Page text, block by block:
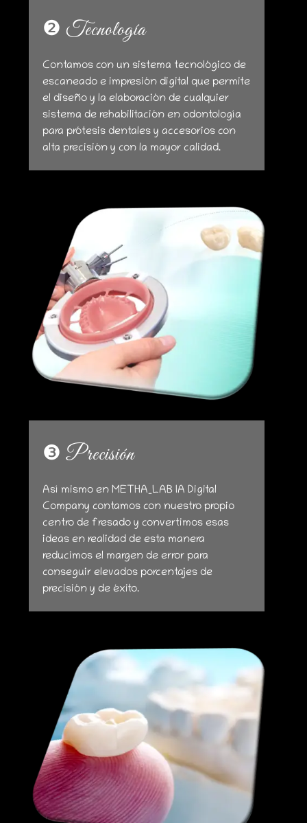
❷ Tecnología
Contamos con un sistema tecnológico de
escaneado e impresión digital que permite
el diseño y la elaboración de cualquier
sistema de rehabilitación en odontología
para prótesis dentales y accesorios con
alta precisión y con la mayor calidad.
❸ Precisión
Así mismo en METHA_LAB IA Digital
Company contamos con nuestro propio
centro de fresado y convertimos esas
ideas en realidad de esta manera
reducimos el margen de error para
conseguir elevados porcentajes de
precisión y de éxito.